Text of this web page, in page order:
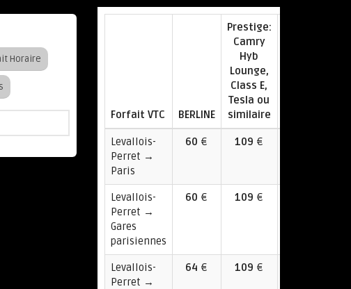
Horaire
Forfait VTC BERLINE
Prestige:
Camry
Hyb
Lounge,
Class E,
Tesla ou
similaire
Levallois-
Perret →
Paris
60 € 109 €
Levallois-
Perret →
Gares
parisiennes
60 € 109 €
Levallois-
Perret →
64 € 109 €